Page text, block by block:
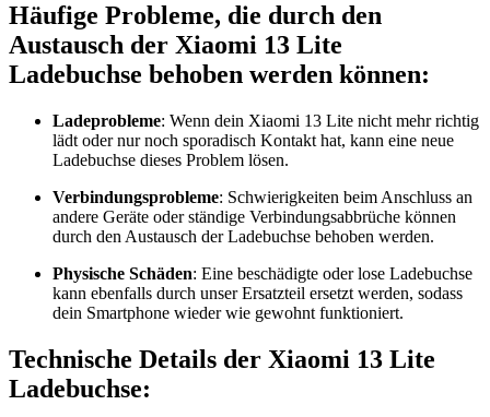
Häufige Probleme, die durch den
Austausch der Xiaomi 13 Lite
Ladebuchse behoben werden können:
Ladeprobleme: Wenn dein Xiaomi 13 Lite nicht mehr richtig
lädt oder nur noch sporadisch Kontakt hat, kann eine neue
Ladebuchse dieses Problem lösen.
Verbindungsprobleme: Schwierigkeiten beim Anschluss an
andere Geräte oder ständige Verbindungsabbrüche können
durch den Austausch der Ladebuchse behoben werden.
Physische Schäden: Eine beschädigte oder lose Ladebuchse
kann ebenfalls durch unser Ersatzteil ersetzt werden, sodass
dein Smartphone wieder wie gewohnt funktioniert.
Technische Details der Xiaomi 13 Lite
Ladebuchse: